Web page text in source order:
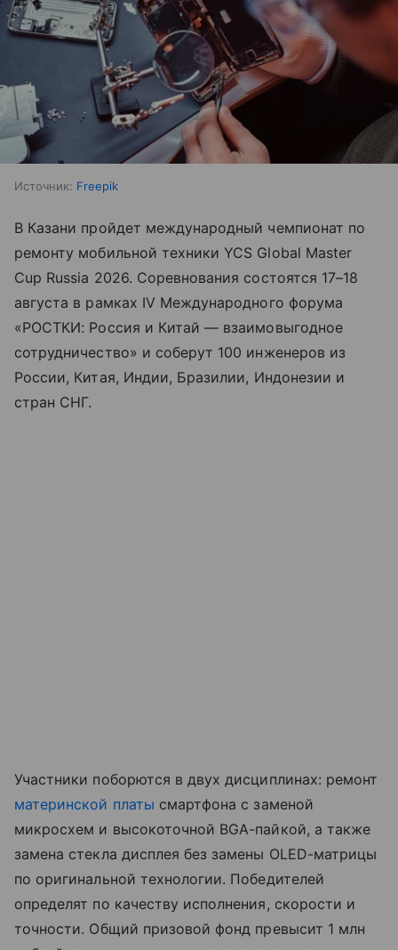
Источник: Freepik
В Казани пройдет международный чемпионат по
ремонту мобильной техники YCS Global Master
Cup Russia 2026. Соревнования состоятся 17–18
августа в рамках IV Международного форума
«РОСТКИ: Россия и Китай — взаимовыгодное
сотрудничество» и соберут 100 инженеров из
России, Китая, Индии, Бразилии, Индонезии и
стран СНГ.
Участники поборются в двух дисциплинах: ремонт
материнской платы смартфона с заменой
микросхем и высокоточной BGA-пайкой, а также
замена стекла дисплея без замены OLED-матрицы
по оригинальной технологии. Победителей
определят по качеству исполнения, скорости и
точности. Общий призовой фонд превысит 1 млн